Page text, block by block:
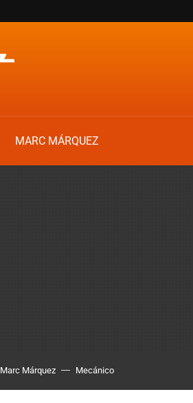
MARC MÁRQUEZ
Marc Márquez Mecánico